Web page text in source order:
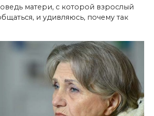
матери, с которой взрослый
и удивляюсь, почему так